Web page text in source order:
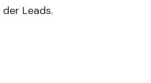
Leads.